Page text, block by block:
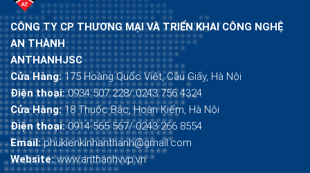
CÔNG TY CP THƯƠNG MẠI VÀ TRIỂN KHAI CÔNG NGHỆ
AN THÀNH
ANTHANHJSC
Cửa Hàng:175 Hoàng Quốc Việt, Cầu Giấy, Hà Nội
Điện thoại:0934 507 228/ 0243 756 4324
Cửa Hàng:18 Thuốc Bắc, Hoàn Kiếm, Hà Nội
Điện thoại:0914 565 567/ 0243 266 8554
Email:phukienkinhanthanh@gmail.com
Website:www.anthanhvvp.vn